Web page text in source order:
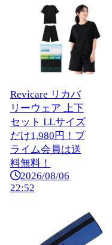
Revicare リカバ
リーウェア 上下
セット LLサイズ
だけ1,980円！プ
ライム会員は送
料無料！
2026/08/06
22:52